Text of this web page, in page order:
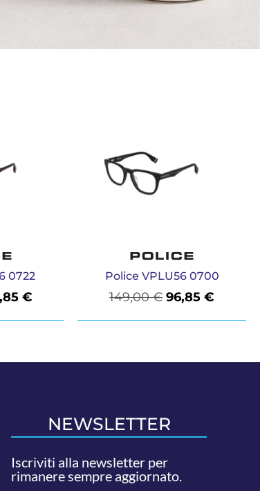
0722
€
Police VPLU56 0700
149,00€ 96,85€
NEWSLETTER
Iscriviti alla newsletter per
rimanere sempre aggiornato.